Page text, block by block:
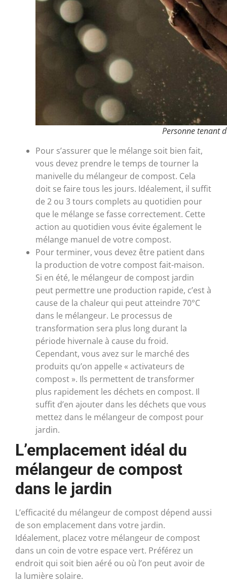
Personne tenant
Pour s’assurer que le mélange soit bien fait,
vous devez prendre le temps de tourner la
manivelle du mélangeur de compost. Cela
doit se faire tous les jours. Idéalement, il suffit
de 2 ou 3 tours complets au quotidien pour
que le mélange se fasse correctement. Cette
action au quotidien vous évite également le
mélange manuel de votre compost.
Pour terminer, vous devez être patient dans
la production de votre compost fait-maison.
Si en été, le mélangeur de compost jardin
peut permettre une production rapide, c’est à
cause de la chaleur qui peut atteindre 70°C
dans le mélangeur. Le processus de
transformation sera plus long durant la
période hivernale à cause du froid.
Cependant, vous avez sur le marché des
produits qu’on appelle « activateurs de
compost ». Ils permettent de transformer
plus rapidement les déchets en compost. Il
suffit d’en ajouter dans les déchets que vous
mettez dans le mélangeur de compost pour
jardin.
L’emplacement idéal du
mélangeur de compost
dans le jardin
L’efficacité du mélangeur de compost dépend aussi
de son emplacement dans votre jardin.
Idéalement, placez votre mélangeur de compost
dans un coin de votre espace vert. Préférez un
endroit qui soit bien aéré ou où l’on peut avoir de
la lumière solaire.